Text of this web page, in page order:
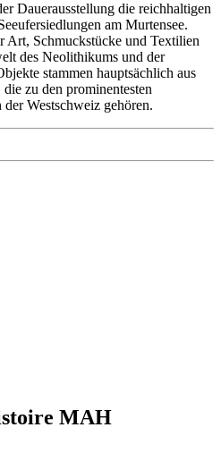
Dauerausstellung die reichhaltigen
am Murtensee.
Art, Schmuckstücke und Textilien
des Neolithikums und der
stammen hauptsächlich aus
zu den prominentesten
Westschweiz gehören.
MAH